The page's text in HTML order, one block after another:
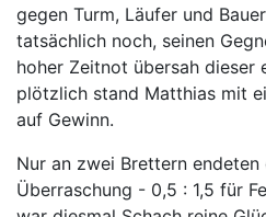
gegen Turm, Läufer und
tatsächlich noch, seinen
hoher Zeitnot übersah dieser
plötzlich stand Matthias mit
auf Gewinn.
Nur an zwei Brettern
Überraschung - 0,5 : 1,5 für